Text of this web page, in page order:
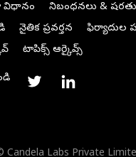
విధానం
నిబంధనలు &
నైతిక ప్రవర్తన
ఫిర్యాదుల
టాపిక్స్ ఆర్కైవ్స్
Candela Labs Private